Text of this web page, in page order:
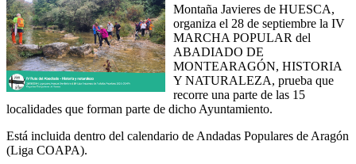
Montaña Javieres de HUESCA,
organiza el 28 de septiembre la IV
MARCHA POPULAR del
ABADIADO DE
MONTEARAGÓN, HISTORIA
Y NATURALEZA, prueba que
recorre una parte de las 15
localidades que forman parte de dicho Ayuntamiento.
Está incluida dentro del calendario de Andadas Populares de Aragón
(Liga COAPA).